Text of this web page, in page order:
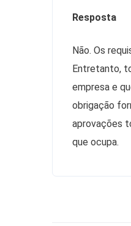
Resposta
Não. Os
Entretanto,
empresa e
obrigação
aprovações
que ocupa.